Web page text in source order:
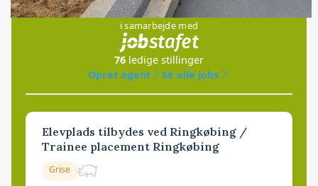
i samarbejde med
76 ledige stillinger
Opret agent
Se alle jobs
Elevplads tilbydes ved Ringkøbing /
Trainee placement Ringkøbing
Grise